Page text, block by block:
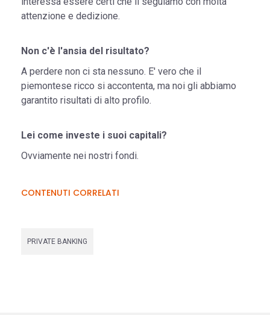
attenzione e dedizione.
Non c'è l'ansia del risultato?
A perdere non ci sta nessuno. E' vero che il
piemontese ricco si accontenta, ma noi gli abbiamo
garantito risultati di alto profilo.
Lei come investe i suoi capitali?
Ovviamente nei nostri fondi.
CONTENUTI CORRELATI
PRIVATE BANKING